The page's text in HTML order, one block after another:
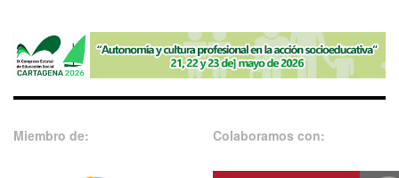
Miembro de: Colaboramos con: